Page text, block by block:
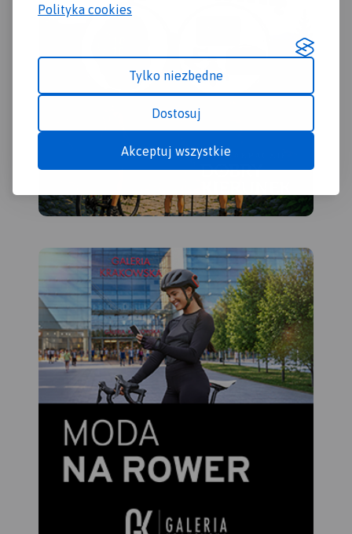
Polityka cookies
Tylko niezbędne
Dostosuj
Akceptuj wszystkie